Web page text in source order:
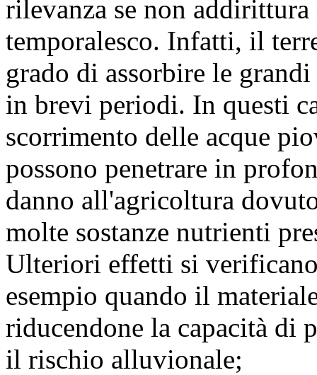
rilevanza se non
temporalesco. Infatti, il
grado di assorbire le
in brevi periodi. In questi
scorrimento delle acque
possono penetrare in
danno all'agricoltura
molte sostanze nutrienti
Ulteriori effetti si
esempio quando il
riducendone la capacità di
il rischio alluvionale;